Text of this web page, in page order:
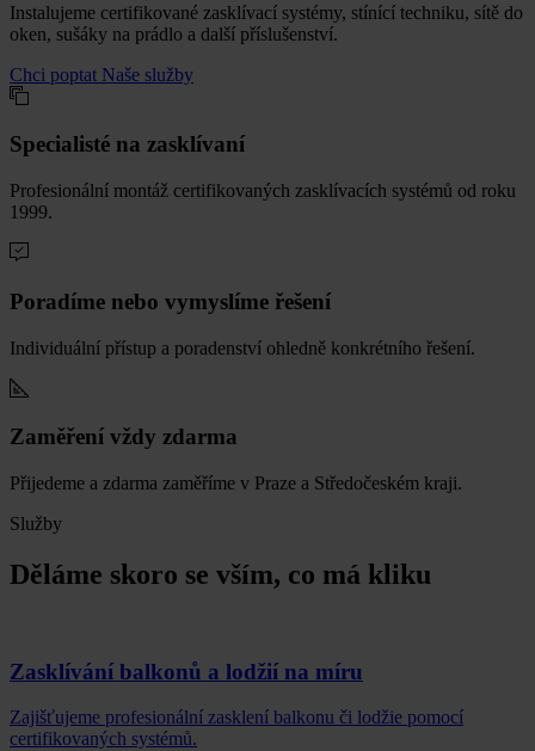
Instalujeme certifikované zasklívací systémy, stínící techniku, sítě do
oken, sušáky na prádlo a další příslušenství.
Chci poptat Naše služby
Specialisté na zasklívaní
Profesionální montáž certifikovaných zasklívacích systémů od roku
1999.
Poradíme nebo vymyslíme řešení
Individuální přístup a poradenství ohledně konkrétního řešení.
Zaměření vždy zdarma
Přijedeme a zdarma zaměříme v Praze a Středočeském kraji.
Služby
Děláme skoro se vším, co má kliku
Zasklívání balkonů a lodžií na míru
Zajišťujeme profesionální zasklení balkonu či lodžie pomocí
certifikovaných systémů.